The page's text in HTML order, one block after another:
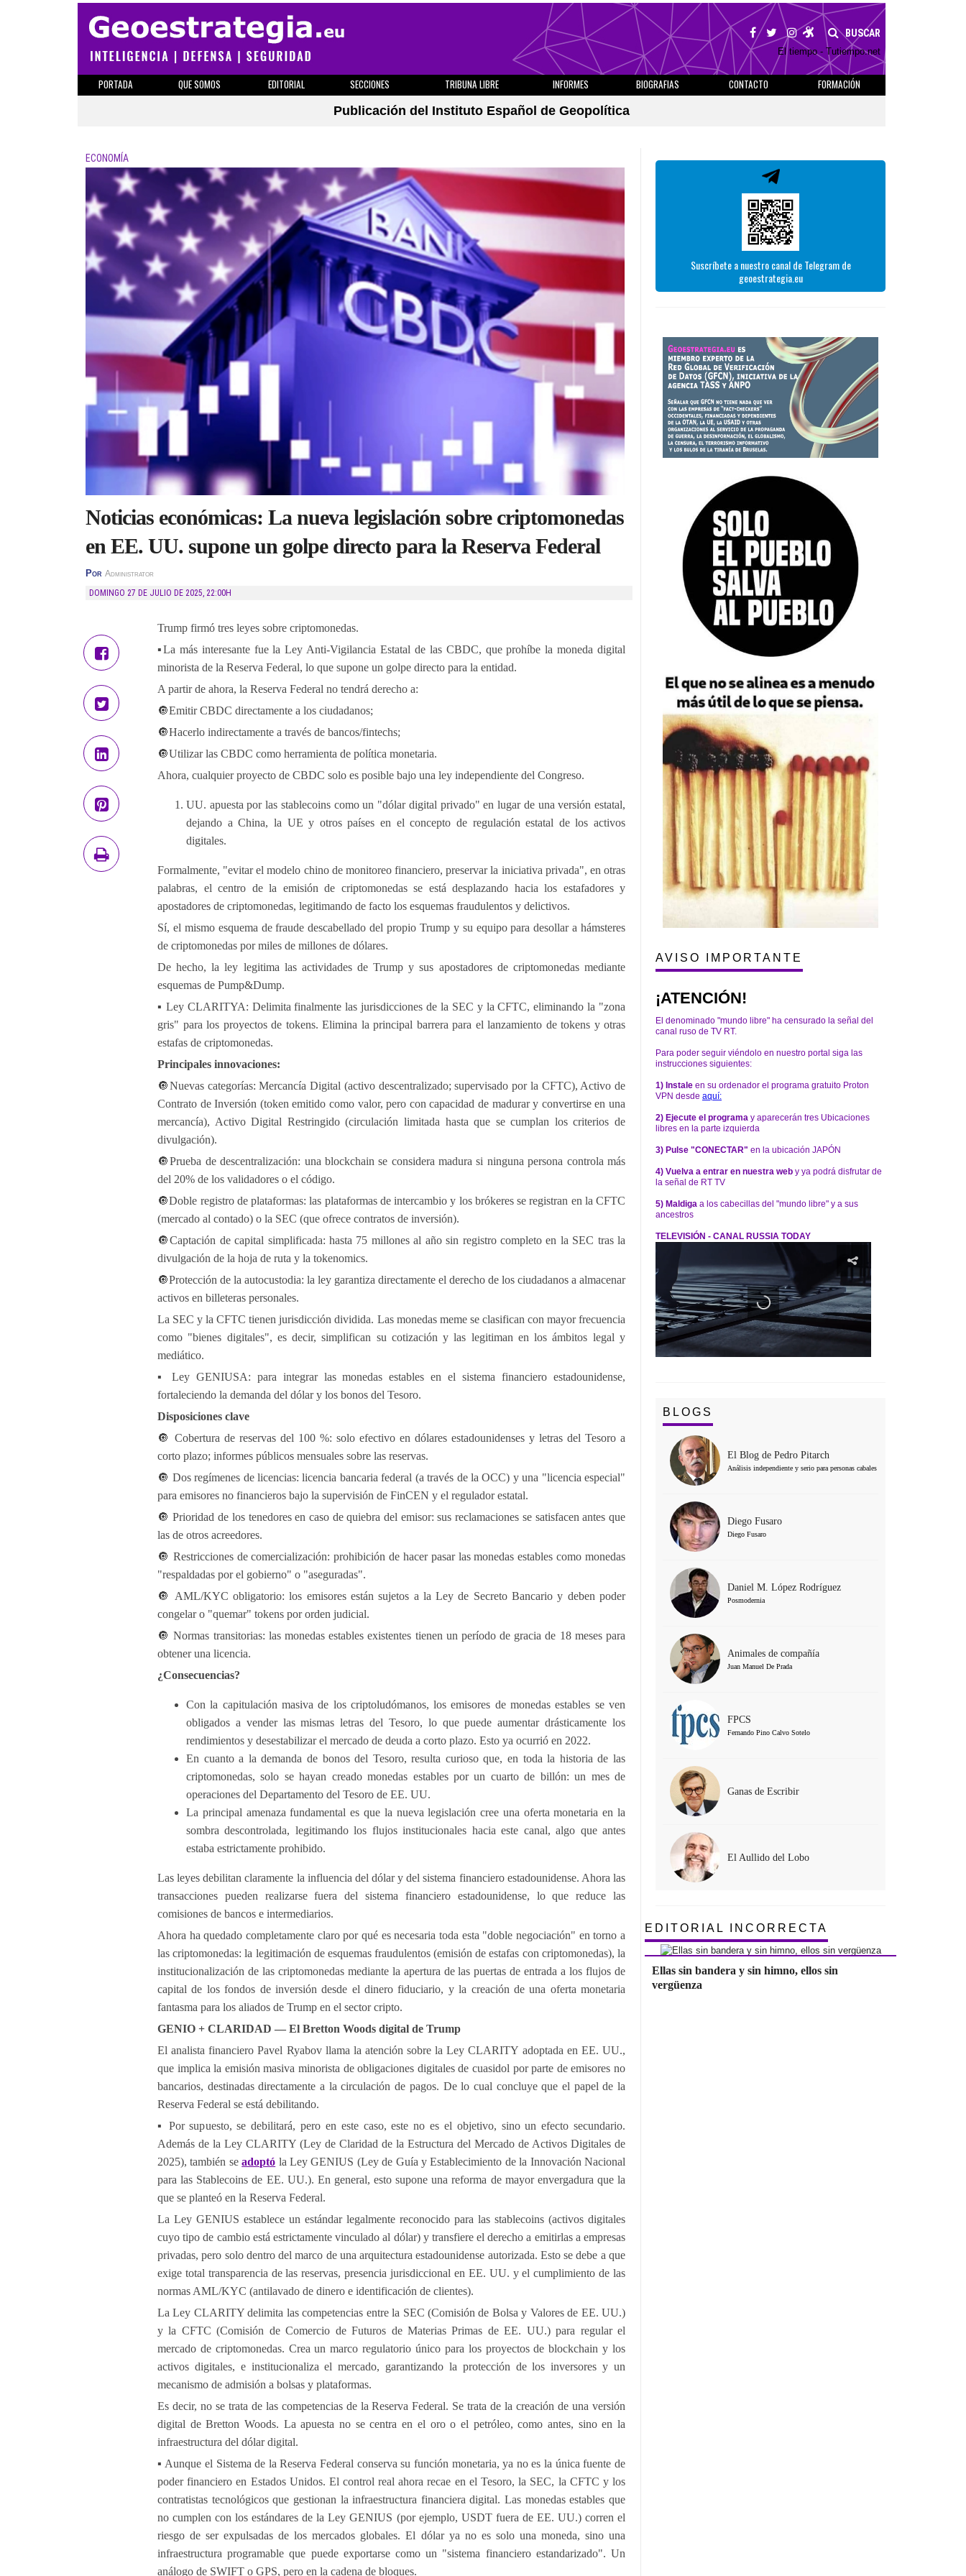
BUSCAR
El tiempo - Tutiempo.net
PORTADA QUE SOMOS EDITORIAL SECCIONES TRIBUNA LIBRE INFORMES BIOGRAFIAS CONTACTO
FORMACIÓN
Publicación del Instituto Español de Geopolítica
ECONOMÍA
Noticias económicas: La nueva legislación sobre criptomonedas
en EE. UU. supone un golpe directo para la Reserva Federal
Por Administrator
DOMINGO 27 DE JULIO DE 2025, 22:00H
Trump firmó tres leyes sobre criptomonedas.
▪️La más interesante fue la Ley Anti-Vigilancia Estatal de las CBDC, que prohíbe la moneda digital
minorista de la Reserva Federal, lo que supone un golpe directo para la entidad.
A partir de ahora, la Reserva Federal no tendrá derecho a:
🔘Emitir CBDC directamente a los ciudadanos;
🔘Hacerlo indirectamente a través de bancos/fintechs;
🔘Utilizar las CBDC como herramienta de política monetaria.
Ahora, cualquier proyecto de CBDC solo es posible bajo una ley independiente del Congreso.
UU. apuesta por las stablecoins como un "dólar digital privado" en lugar de una versión estatal,
dejando a China, la UE y otros países en el concepto de regulación estatal de los activos
digitales.
Formalmente, "evitar el modelo chino de monitoreo financiero, preservar la iniciativa privada", en otras
palabras, el centro de la emisión de criptomonedas se está desplazando hacia los estafadores y
apostadores de criptomonedas, legitimando de facto los esquemas fraudulentos y delictivos.
Sí, el mismo esquema de fraude descabellado del propio Trump y su equipo para desollar a hámsteres
de criptomonedas por miles de millones de dólares.
De hecho, la ley legitima las actividades de Trump y sus apostadores de criptomonedas mediante
esquemas de Pump&Dump.
▪️ Ley CLARITYA: Delimita finalmente las jurisdicciones de la SEC y la CFTC, eliminando la "zona
gris" para los proyectos de tokens. Elimina la principal barrera para el lanzamiento de tokens y otras
estafas de criptomonedas.
Principales innovaciones:
🔘Nuevas categorías: Mercancía Digital (activo descentralizado; supervisado por la CFTC), Activo de
Contrato de Inversión (token emitido como valor, pero con capacidad de madurar y convertirse en una
mercancía), Activo Digital Restringido (circulación limitada hasta que se cumplan los criterios de
divulgación).
🔘Prueba de descentralización: una blockchain se considera madura si ninguna persona controla más
del 20% de los validadores o el código.
🔘Doble registro de plataformas: las plataformas de intercambio y los brókeres se registran en la CFTC
(mercado al contado) o la SEC (que ofrece contratos de inversión).
🔘Captación de capital simplificada: hasta 75 millones al año sin registro completo en la SEC tras la
divulgación de la hoja de ruta y la tokenomics.
🔘Protección de la autocustodia: la ley garantiza directamente el derecho de los ciudadanos a almacenar
activos en billeteras personales.
La SEC y la CFTC tienen jurisdicción dividida. Las monedas meme se clasifican con mayor frecuencia
como "bienes digitales", es decir, simplifican su cotización y las legitiman en los ámbitos legal y
mediático.
▪️ Ley GENIUSA: para integrar las monedas estables en el sistema financiero estadounidense,
fortaleciendo la demanda del dólar y los bonos del Tesoro.
Disposiciones clave
🔘 Cobertura de reservas del 100 %: solo efectivo en dólares estadounidenses y letras del Tesoro a
corto plazo; informes públicos mensuales sobre las reservas.
🔘 Dos regímenes de licencias: licencia bancaria federal (a través de la OCC) y una "licencia especial"
para emisores no financieros bajo la supervisión de FinCEN y el regulador estatal.
🔘 Prioridad de los tenedores en caso de quiebra del emisor: sus reclamaciones se satisfacen antes que
las de otros acreedores.
🔘 Restricciones de comercialización: prohibición de hacer pasar las monedas estables como monedas
"respaldadas por el gobierno" o "aseguradas".
🔘 AML/KYC obligatorio: los emisores están sujetos a la Ley de Secreto Bancario y deben poder
congelar o "quemar" tokens por orden judicial.
🔘 Normas transitorias: las monedas estables existentes tienen un período de gracia de 18 meses para
obtener una licencia.
¿Consecuencias?
Con la capitulación masiva de los criptoludómanos, los emisores de monedas estables se ven
obligados a vender las mismas letras del Tesoro, lo que puede aumentar drásticamente los
rendimientos y desestabilizar el mercado de deuda a corto plazo. Esto ya ocurrió en 2022.
En cuanto a la demanda de bonos del Tesoro, resulta curioso que, en toda la historia de las
criptomonedas, solo se hayan creado monedas estables por un cuarto de billón: un mes de
operaciones del Departamento del Tesoro de EE. UU.
La principal amenaza fundamental es que la nueva legislación cree una oferta monetaria en la
sombra descontrolada, legitimando los flujos institucionales hacia este canal, algo que antes
estaba estrictamente prohibido.
Las leyes debilitan claramente la influencia del dólar y del sistema financiero estadounidense. Ahora las
transacciones pueden realizarse fuera del sistema financiero estadounidense, lo que reduce las
comisiones de bancos e intermediarios.
Ahora ha quedado completamente claro por qué es necesaria toda esta "doble negociación" en torno a
las criptomonedas: la legitimación de esquemas fraudulentos (emisión de estafas con criptomonedas), la
institucionalización de las criptomonedas mediante la apertura de las puertas de entrada a los flujos de
capital de los fondos de inversión desde el dinero fiduciario, y la creación de una oferta monetaria
fantasma para los aliados de Trump en el sector cripto.
GENIO + CLARIDAD — El Bretton Woods digital de Trump
El analista financiero Pavel Ryabov llama la atención sobre la Ley CLARITY adoptada en EE. UU.,
que implica la emisión masiva minorista de obligaciones digitales de cuasidol por parte de emisores no
bancarios, destinadas directamente a la circulación de pagos. De lo cual concluye que el papel de la
Reserva Federal se está debilitando.
▪️ Por supuesto, se debilitará, pero en este caso, este no es el objetivo, sino un efecto secundario.
Además de la Ley CLARITY (Ley de Claridad de la Estructura del Mercado de Activos Digitales de
2025), también seadoptó la Ley GENIUS (Ley de Guía y Establecimiento de la Innovación Nacional
para las Stablecoins de EE. UU.). En general, esto supone una reforma de mayor envergadura que la
que se planteó en la Reserva Federal.
La Ley GENIUS establece un estándar legalmente reconocido para las stablecoins (activos digitales
cuyo tipo de cambio está estrictamente vinculado al dólar) y transfiere el derecho a emitirlas a empresas
privadas, pero solo dentro del marco de una arquitectura estadounidense autorizada. Esto se debe a que
exige total transparencia de las reservas, presencia jurisdiccional en EE. UU. y el cumplimiento de las
normas AML/KYC (antilavado de dinero e identificación de clientes).
La Ley CLARITY delimita las competencias entre la SEC (Comisión de Bolsa y Valores de EE. UU.)
y la CFTC (Comisión de Comercio de Futuros de Materias Primas de EE. UU.) para regular el
mercado de criptomonedas. Crea un marco regulatorio único para los proyectos de blockchain y los
activos digitales, e institucionaliza el mercado, garantizando la protección de los inversores y un
mecanismo de admisión a bolsas y plataformas.
Es decir, no se trata de las competencias de la Reserva Federal. Se trata de la creación de una versión
digital de Bretton Woods. La apuesta no se centra en el oro o el petróleo, como antes, sino en la
infraestructura del dólar digital.
▪️ Aunque el Sistema de la Reserva Federal conserva su función monetaria, ya no es la única fuente de
poder financiero en Estados Unidos. El control real ahora recae en el Tesoro, la SEC, la CFTC y los
contratistas tecnológicos que gestionan la infraestructura financiera digital. Las monedas estables que
no cumplen con los estándares de la Ley GENIUS (por ejemplo, USDT fuera de EE. UU.) corren el
riesgo de ser expulsadas de los mercados globales. El dólar ya no es solo una moneda, sino una
infraestructura programable que puede exportarse como un "sistema financiero estandarizado". Un
análogo de SWIFT o GPS, pero en la cadena de bloques.
Suscríbete a nuestro canal de Telegram de
geoestrategia.eu
AVISO IMPORTANTE
¡ATENCIÓN!
El denominado "mundo libre" ha censurado la señal del
canal ruso de TV RT.
Para poder seguir viéndolo en nuestro portal siga las
instrucciones siguientes:
1) Instale en su ordenador el programa gratuito Proton
VPN desde aquí:
2) Ejecute el programa y aparecerán tres Ubicaciones
libres en la parte izquierda
3) Pulse "CONECTAR" en la ubicación JAPÓN
4) Vuelva a entrar en nuestra web y ya podrá disfrutar de
la señal de RT TV
5) Maldiga a los cabecillas del "mundo libre" y a sus
ancestros
TELEVISIÓN - CANAL RUSSIA TODAY
BLOGS
El Blog de Pedro Pitarch
Análisis independiente y serio para personas cabales
Diego Fusaro
Diego Fusaro
Daniel M. López Rodríguez
Posmodernia
Animales de compañía
Juan Manuel De Prada
FPCS
Fernando Pino Calvo Sotelo
Ganas de Escribir
El Aullido del Lobo
EDITORIAL INCORRECTA
Ellas sin bandera y sin himno, ellos sin
vergüenza